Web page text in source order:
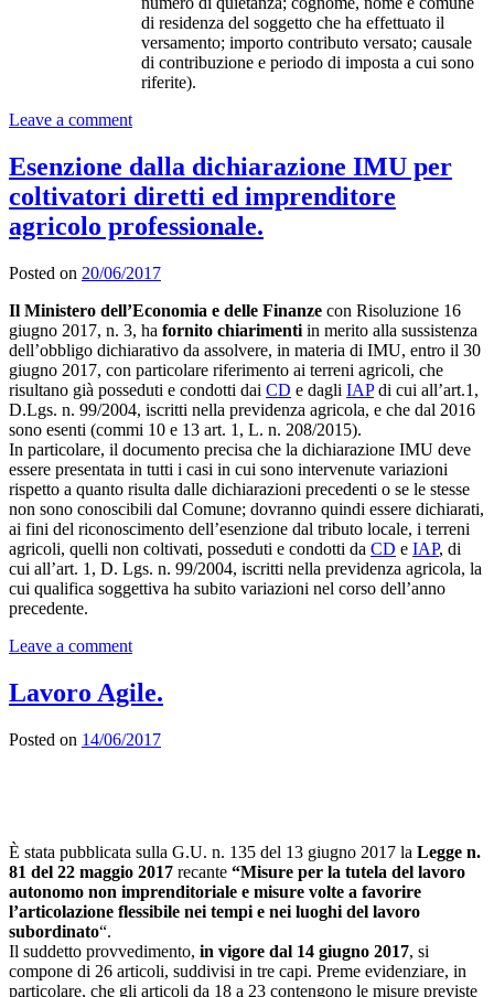
di residenza del soggetto che ha effettuato il
versamento; importo contributo versato; causale
di contribuzione e periodo di imposta a cui sono
riferite).
Leave a comment
Esenzione dalla dichiarazione IMU per
coltivatori diretti ed imprenditore
agricolo professionale.
Posted on 20/06/2017
Il Ministero dell’Economia e delle Finanze con Risoluzione 16
giugno 2017, n. 3, ha fornito chiarimenti in merito alla sussistenza
dell’obbligo dichiarativo da assolvere, in materia di IMU, entro il 30
giugno 2017, con particolare riferimento ai terreni agricoli, che
risultano già posseduti e condotti dai CD e dagli IAPdi cui all’art.1,
D.Lgs. n. 99/2004, iscritti nella previdenza agricola, e che dal 2016
sono esenti (commi 10 e 13 art. 1, L. n. 208/2015).
In particolare, il documento precisa che la dichiarazione IMU deve
essere presentata in tutti i casi in cui sono intervenute variazioni
rispetto a quanto risulta dalle dichiarazioni precedenti o se le stesse
non sono conoscibili dal Comune; dovranno quindi essere dichiarati,
ai fini del riconoscimento dell’esenzione dal tributo locale, i terreni
agricoli, quelli non coltivati, posseduti e condotti da CD e IAP, di
cui all’art. 1, D. Lgs. n. 99/2004, iscritti nella previdenza agricola, la
cui qualifica soggettiva ha subito variazioni nel corso dell’anno
precedente.
Leave a comment
Lavoro Agile.
Posted on 14/06/2017
È stata pubblicata sulla G.U. n. 135 del 13 giugno 2017 la Legge n.
81 del 22 maggio 2017 recante “Misure per la tutela del lavoro
autonomo non imprenditoriale e misure volte a favorire
l’articolazione flessibile nei tempi e nei luoghi del lavoro
subordinato“.
Il suddetto provvedimento, in vigore dal 14 giugno 2017, si
compone di 26 articoli, suddivisi in tre capi. Preme evidenziare, in
particolare, che gli articoli da 18 a 23 contengono le misure previste